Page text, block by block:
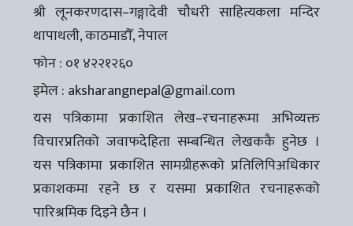
श्री लूनकरणदास–गङ्गादेवी चौधरी साहित्यकला मन्दिर
थापाथली, काठमाडौँ, नेपाल
फोन : ०१ ४२२१२६०
इमेल : aksharangnepal@gmail.com
यस पत्रिकामा प्रकाशित लेख–रचनाहरूमा अभिव्यक्त
विचारप्रतिको जवाफदेहिता सम्बन्धित लेखककै हुनेछ ।
यस पत्रिकामा प्रकाशित सामग्रीहरूको प्रतिलिपिअधिकार
प्रकाशकमा रहने छ र यसमा प्रकाशित रचनाहरूको
पारिश्रमिक दिइने छैन ।